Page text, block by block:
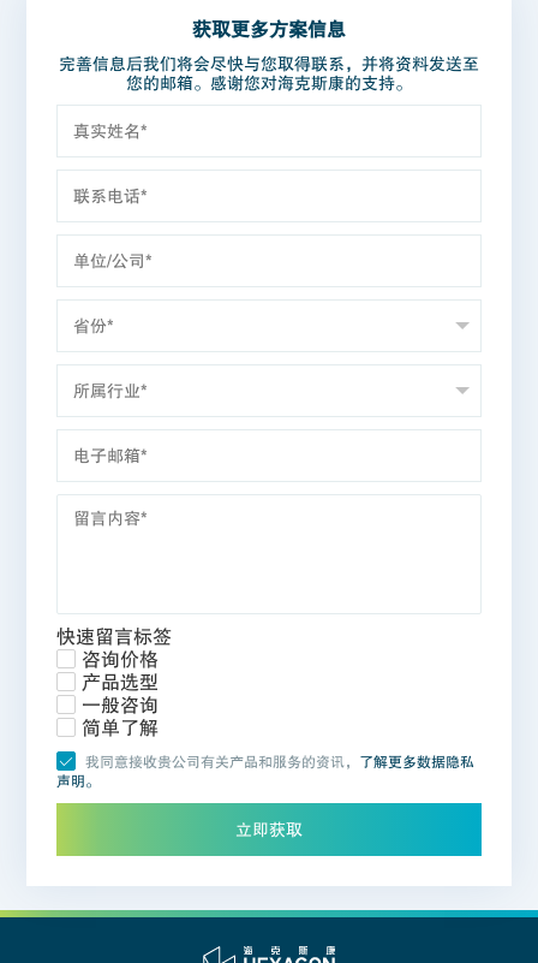
获取更多方案信息
完善信息后我们将会尽快与您取得联系，并将资料发送至
您的邮箱。感谢您对海克斯康的支持。
快速留言标签
咨询价格
产品选型
一般咨询
简单了解
我同意接收贵公司有关产品和服务的资讯， 了解更多数据隐私
声明。
立即获取